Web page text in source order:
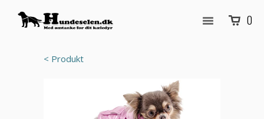
0
< Produkt